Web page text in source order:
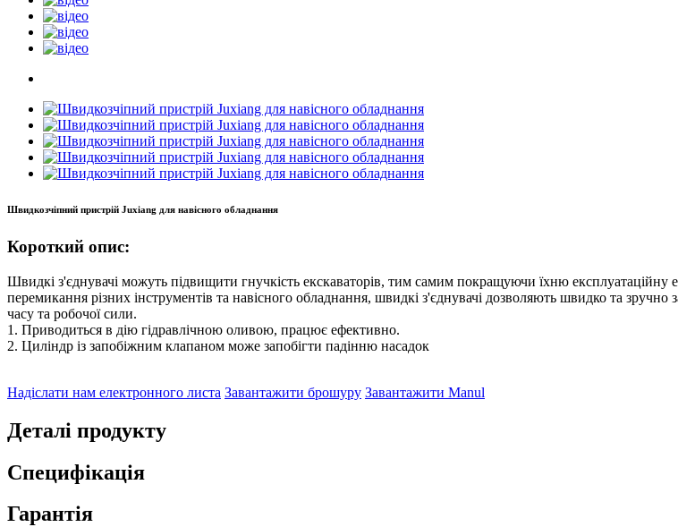
Швидкозчіпний пристрій Juxiang для навісного обладнання
Короткий опис:
Швидкі з'єднувачі можуть підвищити гнучкість екскаваторів, тим самим покращуючи їхню експлуатаційну
перемикання різних інструментів та навісного обладнання, швидкі з'єднувачі дозволяють швидко та
часу та робочої сили.
1. Приводиться в дію гідравлічною оливою, працює ефективно.
2. Циліндр із запобіжним клапаном може запобігти падінню насадок
Надіслати нам електронного листа Завантажити брошуру Завантажити Manul
Деталі продукту
Специфікація
Гарантія